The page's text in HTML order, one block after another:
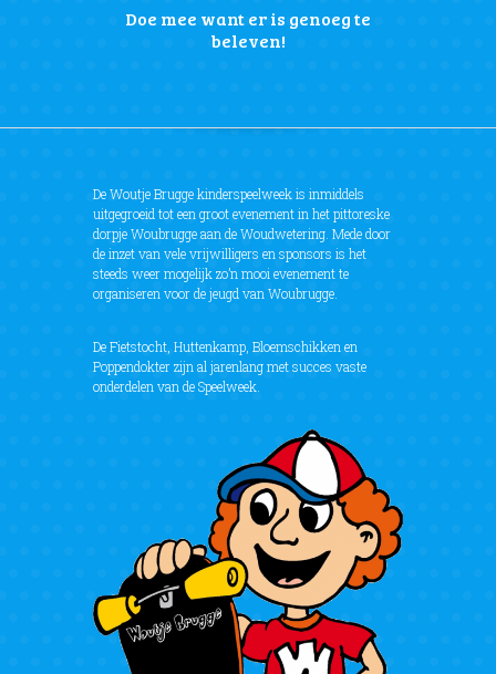
Doe mee want er is genoeg te
beleven!
De Woutje Brugge kinderspeelweek is inmiddels
uitgegroeid tot een groot evenement in het pittoreske
dorpje Woubrugge aan de Woudwetering. Mede door
de inzet van vele vrijwilligers en sponsors is het
steeds weer mogelijk zo’n mooi evenement te
organiseren voor de jeugd van Woubrugge.
De Fietstocht, Huttenkamp, Bloemschikken en
Poppendokter zijn al jarenlang met succes vaste
onderdelen van de Speelweek.